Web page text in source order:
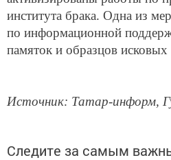
института брака. Одна из
по информационной
памяток и образцов исковых
Источник: Татар-информ,
Следите за самым